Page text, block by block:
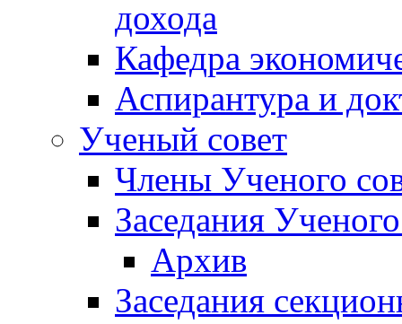
дохода
Кафедра
Аспирантура и
Ученый совет
Члены Ученого
Заседания
Архив
Заседания